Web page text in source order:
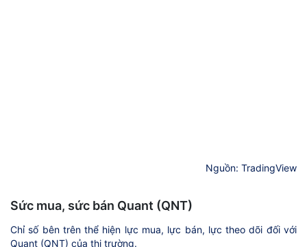
Nguồn: TradingView
Sức mua, sức bán Quant (QNT)
Chỉ số bên trên thể hiện lực mua, lực bán, lực theo dõi đối với
Quant (QNT) của thị trường.